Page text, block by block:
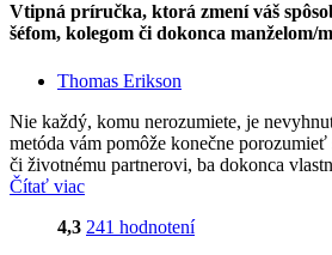
Vtipná príručka, ktorá zmení váš
šéfom, kolegom či dokonca manželom/
Thomas Erikson
Nie každý, komu nerozumiete, je
metóda vám pomôže konečne
či životnému partnerovi, ba dokonca
Čítať viac
4,3 241 hodnotení